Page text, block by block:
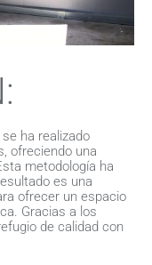
ha realizado
ofreciendo una
metodología ha
es una
ofrecer un espacio
Gracias a los
de calidad con